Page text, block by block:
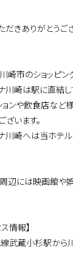
だきありがとうご
崎市のショッピン
川崎は駅に直結
ョンや飲食店など
ざいます。
川崎へは当ホテ
辺には映画館や
情報】
武蔵小杉駅から